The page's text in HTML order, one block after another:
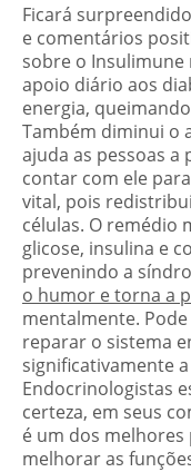
Ficará
e comentários
sobre o
apoio diário aos
energia,
Também diminui o
ajuda as pessoas a
contar com ele
vital, pois
células. O remédio
glicose, insulina e
prevenindo a
o humor e torna a
mentalmente.
reparar o sistema
significativamente
Endocrinologistas
certeza, em seus
é um dos
melhorar as